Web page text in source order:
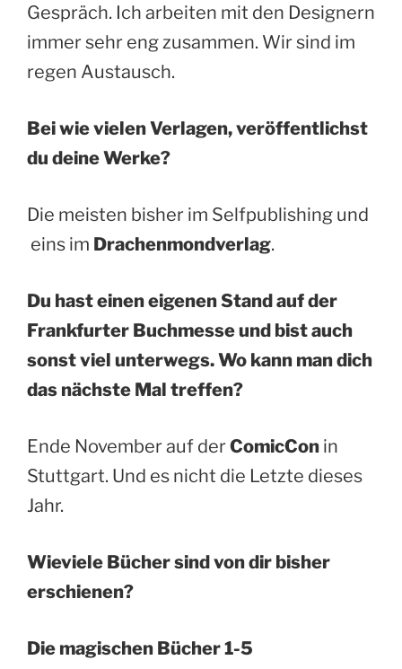
Gespräch. Ich arbeiten mit den Designern
immer sehr eng zusammen. Wir sind im
regen Austausch.
Bei wie vielen Verlagen, veröffentlichst
du deine Werke?
Die meisten bisher im Selfpublishing und
eins im Drachenmondverlag.
Du hast einen eigenen Stand auf der
Frankfurter Buchmesse und bist auch
sonst viel unterwegs. Wo kann man dich
das nächste Mal treffen?
Ende November auf derComicCon in
Stuttgart. Und es nicht die Letzte dieses
Jahr.
Wieviele Bücher sind von dir bisher
erschienen?
Die magischen Bücher 1-5